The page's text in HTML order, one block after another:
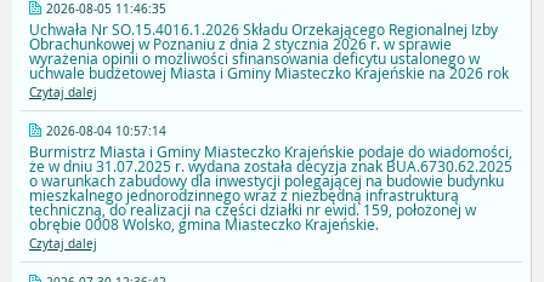
2026-08-05 11:46:35
Uchwała Nr SO.15.4016.1.2026 Składu Orzekającego Regionalnej Izby
Obrachunkowej w Poznaniu z dnia 2 stycznia 2026 r. w sprawie
wyrażenia opinii o możliwości sfinansowania deficytu ustalonego w
uchwale budżetowej Miasta i Gminy Miasteczko Krajeńskie na 2026 rok
Czytaj dalej
2026-08-04 10:57:14
Burmistrz Miasta i Gminy Miasteczko Krajeńskie podaje do wiadomości,
że w dniu 31.07.2025 r. wydana została decyzja znak BUA.6730.62.2025
o warunkach zabudowy dla inwestycji polegającej na budowie budynku
mieszkalnego jednorodzinnego wraz z niezbędną infrastrukturą
techniczną, do realizacji na części działki nr ewid. 159, położonej w
obrębie 0008 Wolsko, gmina Miasteczko Krajeńskie.
Czytaj dalej